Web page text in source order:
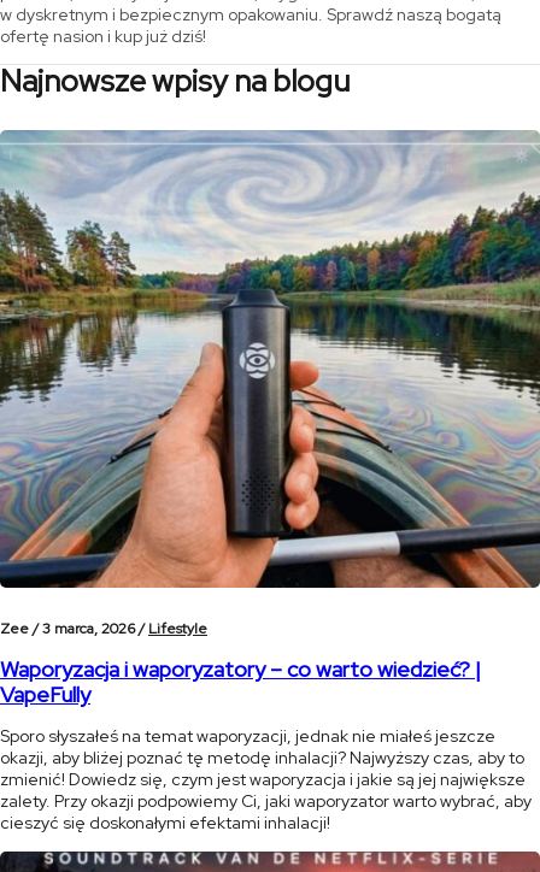
w dyskretnym i bezpiecznym opakowaniu. Sprawdź naszą bogatą
ofertę nasion i kup już dziś!
Najnowsze wpisy na blogu
Zee /3 marca, 2026 /Lifestyle
Waporyzacja i waporyzatory – co warto wiedzieć? |
VapeFully
Sporo słyszałeś na temat waporyzacji, jednak nie miałeś jeszcze
okazji, aby bliżej poznać tę metodę inhalacji? Najwyższy czas, aby to
zmienić! Dowiedz się, czym jest waporyzacja i jakie są jej największe
zalety. Przy okazji podpowiemy Ci, jaki waporyzator warto wybrać, aby
cieszyć się doskonałymi efektami inhalacji!